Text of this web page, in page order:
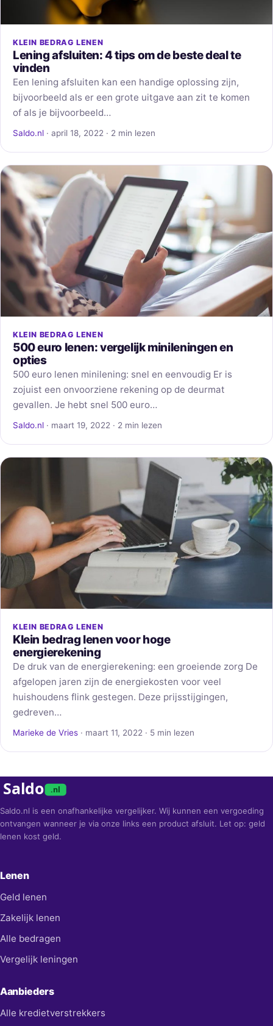
KLEIN BEDRAG LENEN
Lening afsluiten: 4 tips om de beste deal te
vinden
Een lening afsluiten kan een handige oplossing zijn,
bijvoorbeeld als er een grote uitgave aan zit te komen
of als je bijvoorbeeld…
Saldo.nl · april 18, 2022 · 2 min lezen
KLEIN BEDRAG LENEN
500 euro lenen: vergelijk minileningen en
opties
500 euro lenen minilening: snel en eenvoudig Er is
zojuist een onvoorziene rekening op de deurmat
gevallen. Je hebt snel 500 euro…
Saldo.nl · maart 19, 2022 · 2 min lezen
KLEIN BEDRAG LENEN
Klein bedrag lenen voor hoge
energierekening
De druk van de energierekening: een groeiende zorg De
afgelopen jaren zijn de energiekosten voor veel
huishoudens flink gestegen. Deze prijsstijgingen,
gedreven…
Marieke de Vries · maart 11, 2022 · 5 min lezen
Saldo .nl
Saldo.nl is een onafhankelijke vergelijker. Wij kunnen een vergoeding
ontvangen wanneer je via onze links een product afsluit. Let op: geld
lenen kost geld.
Lenen
Geld lenen
Zakelijk lenen
Alle bedragen
Vergelijk leningen
Aanbieders
Alle kredietverstrekkers